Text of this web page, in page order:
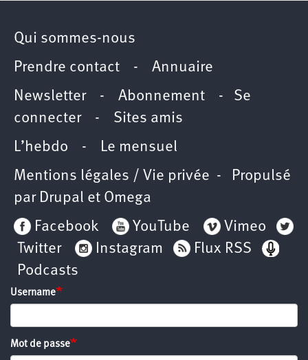
Qui sommes-nous
Prendre contact - Annuaire
Newsletter - Abonnement - Se
connecter- Sites amis
L’hebdo - Le mensuel
Mentions légales / Vie privée - Propulsé
par Drupal et Omega
Facebook
YouTube
Vimeo
Twitter
Instagram
Flux RSS
Podcasts
Username
Mot de passe